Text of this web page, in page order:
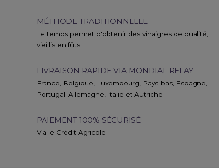
MÉTHODE TRADITIONNELLE
Le temps permet d'obtenir des vinaigres de qualité,
vieillis en fûts.
LIVRAISON RAPIDE VIA MONDIAL RELAY
France, Belgique, Luxembourg, Pays-bas, Espagne,
Portugal, Allemagne, Italie et Autriche
PAIEMENT 100% SÉCURISÉ
Via le Crédit Agricole